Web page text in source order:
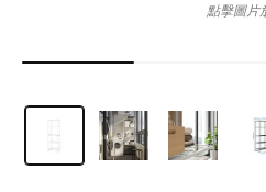
點擊圖片